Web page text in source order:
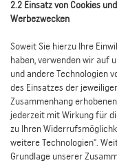
2.2 Einsatz von Cookies
Werbezwecken
Soweit Sie hierzu Ihre
haben, verwenden wir auf
und andere Technologien
des Einsatzes der
Zusammenhang
jederzeit mit Wirkung für
zu Ihren
weitere Technologien".
Grundlage unserer